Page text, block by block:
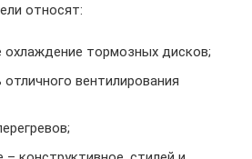
относят:
тормозных дисков;
вентилирования